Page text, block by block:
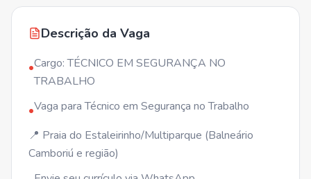
Descrição da Vaga
•Cargo: TÉCNICO EM SEGURANÇA NO
TRABALHO
•Vaga para Técnico em Segurança no Trabalho
📍 Praia do Estaleirinho/Multiparque (Balneário
Camboriú e região)